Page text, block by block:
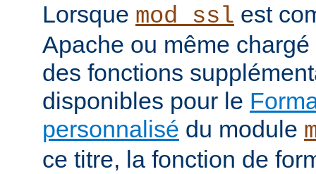
Lorsque mod_ssl est
Apache ou même
des fonctions
disponibles pour le
personnalisé du module
ce titre, la fonction de